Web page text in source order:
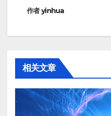
作者yinhua
相关文章